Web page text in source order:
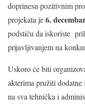
doprinesu pozitivnim
projekata je6.
podstiču da iskoriste
prijavljivanjem na
Uskoro će biti
akterima pružiti dodatne
na sva tehnička i